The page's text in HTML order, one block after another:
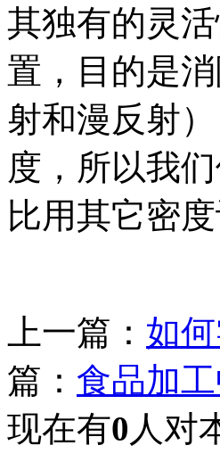
其独有的灵
置，目的是
射和漫反射
度，所以我
比用其它密
上一篇： 如
篇： 食品加
现在有0 人对